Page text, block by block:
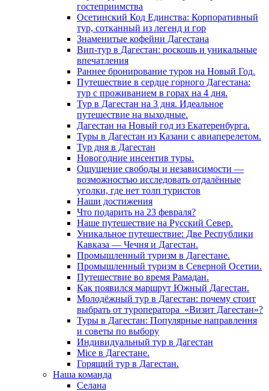
гостеприимства
Осетинский Код Единства: Корпоративный
тур, сотканный из легенд и гор
Знаменитые кофейни Дагестана
Вип-тур в Дагестан: роскошь и уникальные
впечатления
Раннее бронирование туров на Новый Год.
Путешествие в сердце горного Дагестана:
тур с проживанием в горах на 4 дня.
Тур в Дагестан на 3 дня. Идеальное
путешествие на выходные.
Дагестан на Новый год из Екатеренбурга.
Туры в Дагестан из Казани с авиаперелетом.
Тур дня в Дагестан
Новогодние инсентив туры.
Ощущение свободы и независимости —
возможностью исследовать отдалённые
уголки, где нет толп туристов
Наши достижения
Что подарить на 23 февраля?
Наше путешествие на Русский Север.
Уникальное путешествие: Две Республики
Кавказа — Чечня и Дагестан.
Промышленный туризм в Дагестане.
Промышленный туризм в Северной Осетии.
Путешествие во время Рамадан.
Как появился маршрут Южный Дагестан.
Молодёжный тур в Дагестан: почему стоит
выбрать от туроператора «Визит Дагестан»?
Туры в Дагестан: Популярные направлення
и советы по выбору
Индивидуальный тур в Дагестан
Mice в Дагестане.
Горящий тур в Дагестан.
Наша команда
Селана